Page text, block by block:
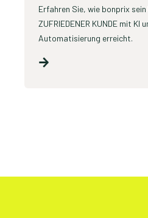
Erfahren Sie, wie bonprix
ZUFRIEDENER KUNDE mit KI
Automatisierung erreicht.